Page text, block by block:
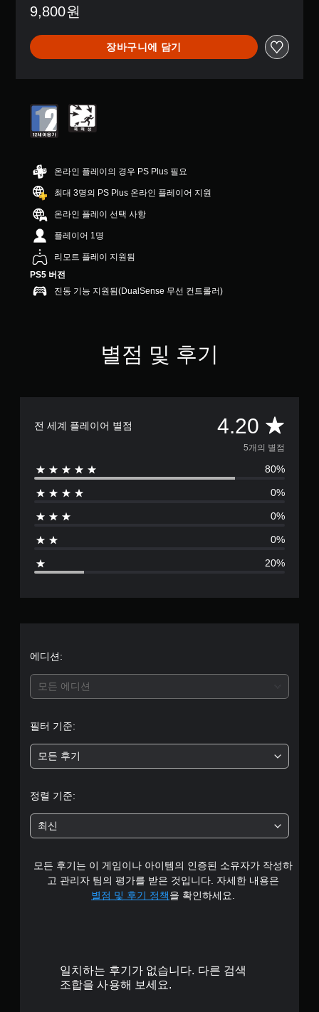
점
로
부
터
중
균
2
개
9,800원
장바구니에 담기
온라인 플레이의 경우 PS Plus 필요
최대 3명의 PS Plus 온라인 플레이어 지원
온라인 플레이 선택 사항
플레이어 1명
리모트 플레이 지원됨
PS5 버전
진동 기능 지원됨(DualSense 무선 컨트롤러)
별점 및 후기
전 세계 플레이어 별점 4.20 총
5
별
점
로
평
균
.
2
개
5개의 별점
80%
0%
0%
0%
20%
에디션:
모든 에디션
필터 기준:
모든 후기
정렬 기준:
최신
모든 후기는 이 게임이나 아이템의 인증된 소유자가 작성하
고 관리자 팀의 평가를 받은 것입니다. 자세한 내용은
별점 및 후기 정책을 확인하세요.
일치하는 후기가 없습니다. 다른 검색
조합을 사용해 보세요.